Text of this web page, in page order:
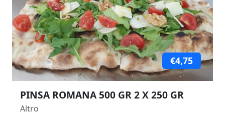
€4,75
PINSA ROMANA 500 GR 2 X 250 GR
Altro